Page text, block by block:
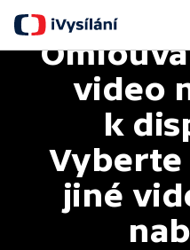
video
k
Vyberte
jiné